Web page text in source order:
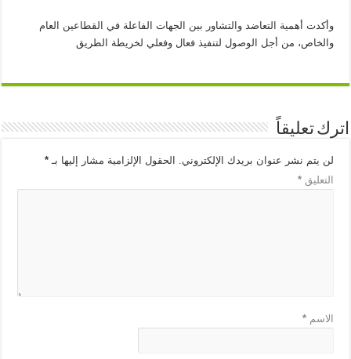
وأكدت أهمية التعاضد والتشاور بين الجهات الفاعلة في القطاعين العام
والخاص، من أجل الوصول لتنفيذ فعال وفعلي لخريطة الطريق
اترك تعليقاً
لن يتم نشر عنوان بريدك الإلكتروني. الحقول الإلزامية مشار إليها بـ*
التعليق*
الاسم*